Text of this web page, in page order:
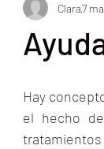
Clara7
Hay
el hecho